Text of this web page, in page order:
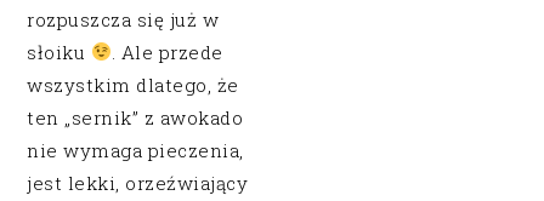
rozpuszcza się już w
słoiku
. Ale przede
wszystkim dlatego, że
ten „sernik” z awokado
nie wymaga pieczenia,
jest lekki, orzeźwiający